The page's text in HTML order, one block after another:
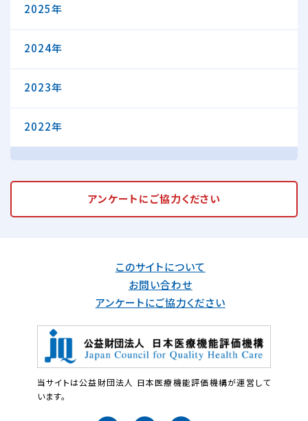
2025年
2024年
2023年
2022年
アンケートにご協力ください
このサイトについて
お問い合わせ
アンケートにご協力ください
当サイトは公益財団法人 日本医療機能評価機構が運営して
います。